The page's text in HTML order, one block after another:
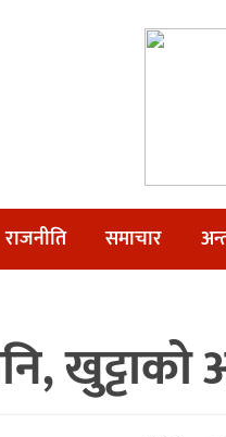
राजनीति समाचार